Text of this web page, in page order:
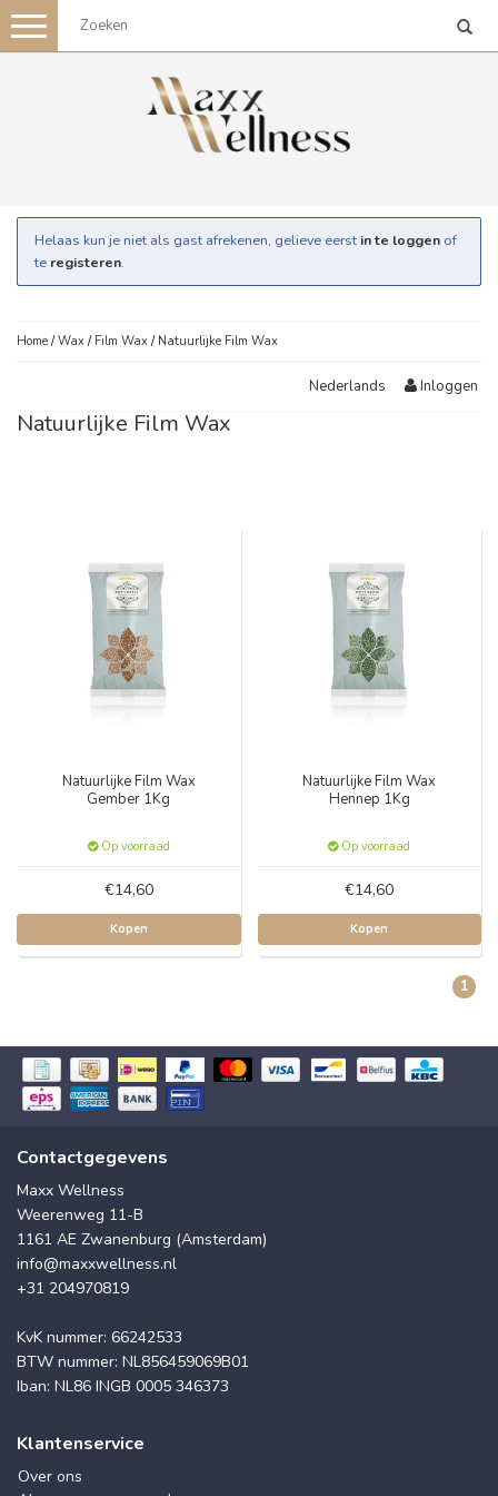
Toggle
navigation
Helaas kun je niet als gast afrekenen, gelieve eerst in te loggen of
te registeren.
Home /Wax / Film Wax / Natuurlijke Film Wax
Nederlands Inloggen
Natuurlijke Film Wax
Natuurlijke Film Wax
Gember 1Kg
Op voorraad
€14,60
Kopen
Natuurlijke Film Wax
Hennep 1Kg
Op voorraad
€14,60
Kopen
1
Contactgegevens
Maxx Wellness
Weerenweg 11-B
1161 AE Zwanenburg (Amsterdam)
info@maxxwellness.nl
+31 204970819
KvK nummer: 66242533
BTW nummer: NL856459069B01
Iban: NL86 INGB 0005 346373
Klantenservice
Over ons